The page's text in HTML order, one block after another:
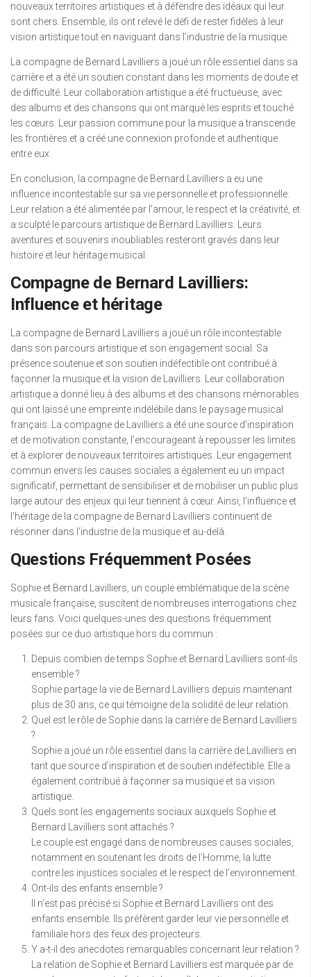
nouveaux territoires artistiques et à défendre des idéaux qui leur
sont chers. Ensemble, ils ont relevé le défi de rester fidèles à leur
vision artistique tout en naviguant dans l’industrie de la musique.
La compagne de Bernard Lavilliers a joué un rôle essentiel dans sa
carrière et a été un soutien constant dans les moments de doute et
de difficulté. Leur collaboration artistique a été fructueuse, avec
des albums et des chansons qui ont marqué les esprits et touché
les cœurs. Leur passion commune pour la musique a transcende
les frontières et a créé une connexion profonde et authentique
entre eux.
En conclusion, la compagne de Bernard Lavilliers a eu une
influence incontestable sur sa vie personnelle et professionnelle.
Leur relation a été alimentée par l’amour, le respect et la créativité, et
a sculpté le parcours artistique de Bernard Lavilliers. Leurs
aventures et souvenirs inoubliables resteront gravés dans leur
histoire et leur héritage musical.
Compagne de Bernard Lavilliers:
Influence et héritage
La compagne de Bernard Lavilliers a joué un rôle incontestable
dans son parcours artistique et son engagement social. Sa
présence soutenue et son soutien indéfectible ont contribué à
façonner la musique et la vision de Lavilliers. Leur collaboration
artistique a donné lieu à des albums et des chansons mémorables
qui ont laissé une empreinte indélébile dans le paysage musical
français. La compagne de Lavilliers a été une source d’inspiration
et de motivation constante, l’encourageant à repousser les limites
et à explorer de nouveaux territoires artistiques. Leur engagement
commun envers les causes sociales a également eu un impact
significatif, permettant de sensibiliser et de mobiliser un public plus
large autour des enjeux qui leur tiennent à cœur. Ainsi, l’influence et
l’héritage de la compagne de Bernard Lavilliers continuent de
résonner dans l’industrie de la musique et au-delà.
Questions Fréquemment Posées
Sophie et Bernard Lavilliers, un couple emblématique de la scène
musicale française, suscitent de nombreuses interrogations chez
leurs fans. Voici quelques-unes des questions fréquemment
posées sur ce duo artistique hors du commun :
Depuis combien de temps Sophie et Bernard Lavilliers sont-ils
ensemble ?
Sophie partage la vie de Bernard Lavilliers depuis maintenant
plus de 30 ans, ce qui témoigne de la solidité de leur relation.
Quel est le rôle de Sophie dans la carrière de Bernard Lavilliers
?
Sophie a joué un rôle essentiel dans la carrière de Lavilliers en
tant que source d’inspiration et de soutien indéfectible. Elle a
également contribué à façonner sa musique et sa vision
artistique.
Quels sont les engagements sociaux auxquels Sophie et
Bernard Lavilliers sont attachés ?
Le couple est engagé dans de nombreuses causes sociales,
notamment en soutenant les droits de l’Homme, la lutte
contre les injustices sociales et le respect de l’environnement.
Ont-ils des enfants ensemble ?
Il n’est pas précisé si Sophie et Bernard Lavilliers ont des
enfants ensemble. Ils préfèrent garder leur vie personnelle et
familiale hors des feux des projecteurs.
Y a-t-il des anecdotes remarquables concernant leur relation ?
La relation de Sophie et Bernard Lavilliers est marquée par de